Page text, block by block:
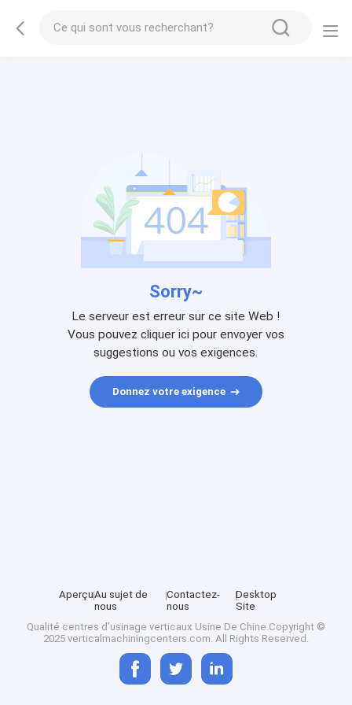
Sorry~
Le serveur est erreur sur ce site Web !
Vous pouvez cliquer ici pour envoyer vos
suggestions ou vos exigences.
Donnez votre exigence
AperçuAu sujet de
nous
Contactez-
nous
Desktop
Site
Qualité centres d'usinage verticaux Usine De Chine.Copyright ©
2025 verticalmachiningcenters.com. All Rights Reserved.